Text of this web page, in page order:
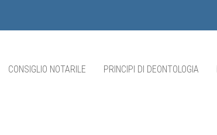
CONSIGLIO NOTARILE PRINCIPI DI DEONTOLOGIA